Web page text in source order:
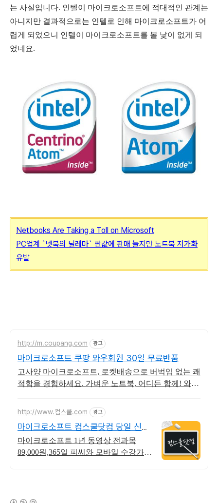
는 사실입니다. 인텔이 마이크로소프트에 적대적인 관계는
아니지만 결과적으로는 인텔로 인해 마이크로소프트가 어
렵게 되었으니 인텔이 마이크로소프트를 볼 낯이 없게 되
었네요.
Netbooks Are Taking a Toll on Microsoft
PC업계 `넷북의 딜레마` 싼값에 판매 늘지만 노트북 저가화
유발
http://m.coupang.com 광고
마이크로소프트 쿠팡 와우회원 30일 무료반품
고사양 마이크로소프트, 로켓배송으로 버벅임 없는 쾌
적함을 경험하세요. 가벼운 노트북, 어디든 함께! 와우
http://www.컴스쿨.com 광고
마이크로소프트 컴스쿨닷컴 당일 신청
&결제시 기프티콘!
마이크로소프트 1년 동영상 전과목
89,000원,365일 피씨와 모바일 수강가